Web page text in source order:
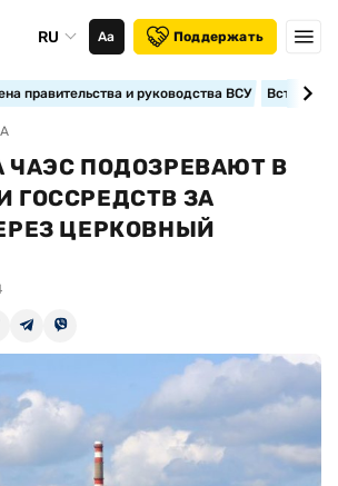
RU Аа Поддержать
правительства и руководства ВСУ
ЧАЭС ПОДОЗРЕВАЮТ В
ГОССРЕДСТВ ЗА
ЦЕРКОВНЫЙ